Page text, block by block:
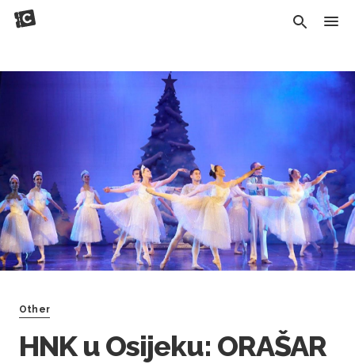
Other
HNK u Osijeku: ORAŠAR